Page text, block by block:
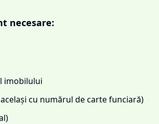
necesare:
imobilului
cu numărul de carte funciară)